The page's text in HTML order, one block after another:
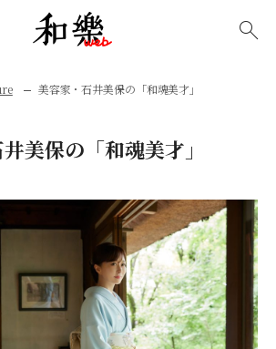
美容家・石井美保の「和魂美才」
美保の「和魂美才」